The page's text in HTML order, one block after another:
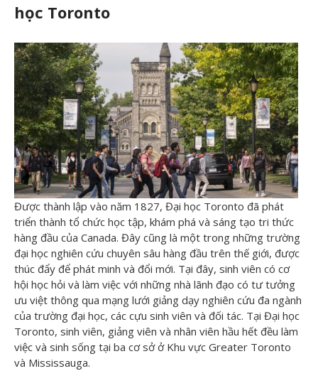
học Toronto
Được thành lập vào năm 1827, Đại học Toronto đã phát
triển thành tổ chức học tập, khám phá và sáng tạo tri thức
hàng đầu của Canada. Đây cũng là một trong những trường
đại học nghiên cứu chuyên sâu hàng đầu trên thế giới, được
thúc đẩy để phát minh và đổi mới. Tại đây, sinh viên có cơ
hội học hỏi và làm việc với những nhà lãnh đạo có tư tưởng
ưu việt thông qua mạng lưới giảng dạy nghiên cứu đa ngành
của trường đại học, các cựu sinh viên và đối tác. Tại Đại học
Toronto, sinh viên, giảng viên và nhân viên hầu hết đều làm
việc và sinh sống tại ba cơ sở ở Khu vực Greater Toronto
và Mississauga.